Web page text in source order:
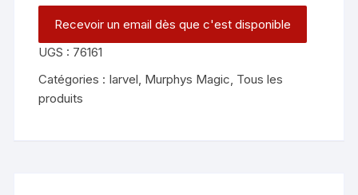
UGS : 76161
Catégories : Iarvel, Murphys Magic, Tous les
produits